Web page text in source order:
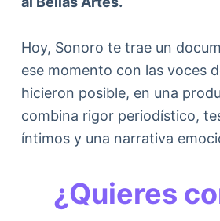
Hoy, Sonoro te trae un
ese momento con las voces
hicieron posible, en una
combina rigor periodístico,
íntimos y una narrativa
¿Quieres